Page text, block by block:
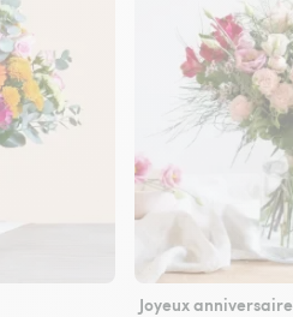
Joyeux anniversaire